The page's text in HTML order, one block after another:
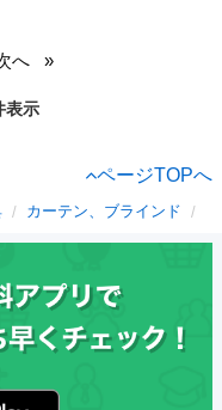
へ
表示
ページTOPへ
カーテン、ブラインド